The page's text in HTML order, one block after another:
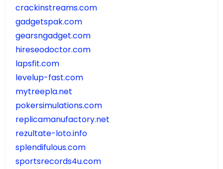
crackinstreams.com
gadgetspak.com
gearsngadget.com
hireseodoctor.com
lapsfit.com
levelup-fast.com
mytreepla.net
pokersimulations.com
replicamanufactory.net
rezultate-loto.info
splendifulous.com
sportsrecords4u.com